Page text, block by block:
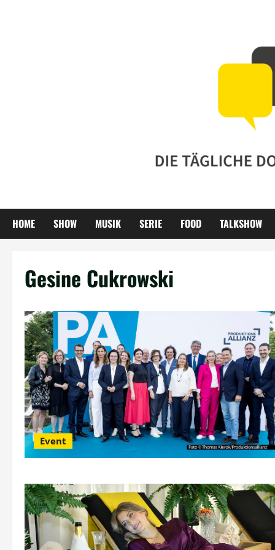
HOME SHOW MUSIK SERIE FOOD TALKSHOW
Gesine Cukrowski
Event